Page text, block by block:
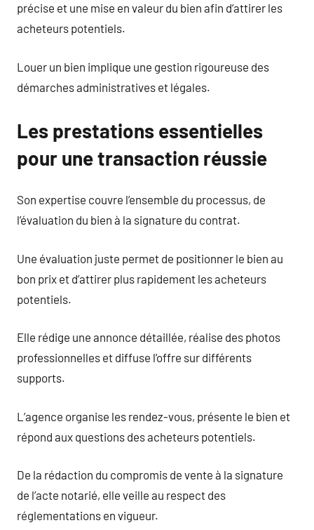
précise et une mise en valeur du bien afin d’attirer les
acheteurs potentiels.
Louer un bien implique une gestion rigoureuse des
démarches administratives et légales.
Les prestations essentielles
pour une transaction réussie
Son expertise couvre l’ensemble du processus, de
l’évaluation du bien à la signature du contrat.
Une évaluation juste permet de positionner le bien au
bon prix et d’attirer plus rapidement les acheteurs
potentiels.
Elle rédige une annonce détaillée, réalise des photos
professionnelles et diffuse l’offre sur différents
supports.
L’agence organise les rendez-vous, présente le bien et
répond aux questions des acheteurs potentiels.
De la rédaction du compromis de vente à la signature
de l’acte notarié, elle veille au respect des
réglementations en vigueur.